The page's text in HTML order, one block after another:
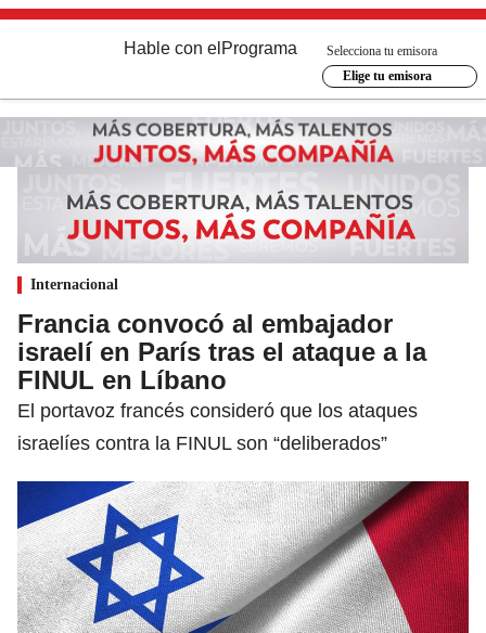
Hable con el Programa
Selecciona tu emisora
Elige tu emisora
Internacional
Francia convocó al embajador
israelí en París tras el ataque a la
FINUL en Líbano
El portavoz francés consideró que los ataques
israelíes contra la FINUL son “deliberados”